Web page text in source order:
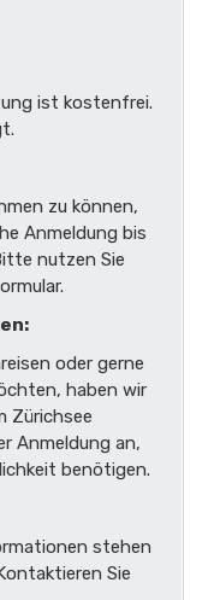
ist kostenfrei.
zu können,
Anmeldung bis
nutzen Sie
oder gerne
haben wir
Zürichsee
Anmeldung an,
benötigen.
stehen
Sie